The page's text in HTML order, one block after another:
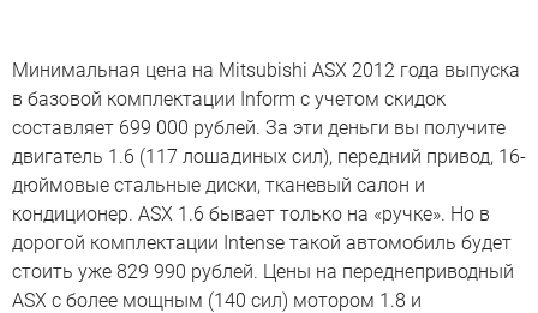
Минимальная цена на Mitsubishi ASX 2012 года выпуска
в базовой комплектации Inform с учетом скидок
составляет 699 000 рублей. За эти деньги вы получите
двигатель 1.6 (117 лошадиных сил), передний привод, 16-
дюймовые стальные диски, тканевый салон и
кондиционер. ASX 1.6 бывает только на «ручке». Но в
дорогой комплектации Intense такой автомобиль будет
стоить уже 829 990 рублей. Цены на переднеприводный
ASX с более мощным (140 сил) мотором 1.8 и